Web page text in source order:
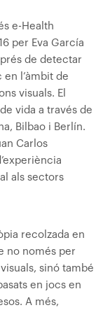
e-Health
per Eva García
de detectar
l’àmbit de
visuals. El
vida a través de
​​Bilbao i Berlín.
Carlos
als sectors
recolzada en
no només per
sinó també
en jocs en
A més,